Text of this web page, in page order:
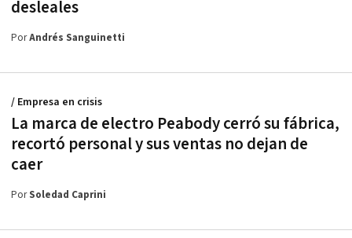
desleales
PorAndrés Sanguinetti
La marca de electro Peabody cerró su fábrica,
recortó personal y sus ventas no dejan de
caer
/ Empresa en crisis
PorSoledad Caprini